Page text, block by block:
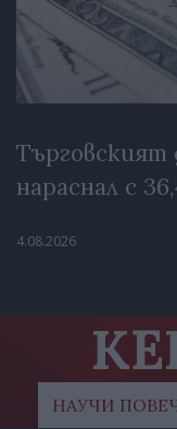
нараснал с
4.08.2026
НАУЧИ